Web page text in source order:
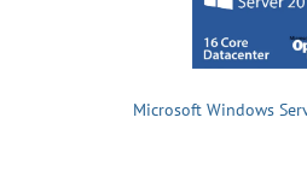
Microsoft Windows